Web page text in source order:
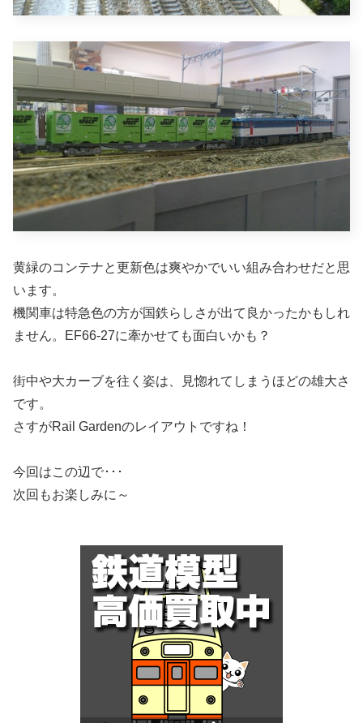
黄緑のコンテナと更新色は爽やかでいい組み合わせだと思
います。
機関車は特急色の方が国鉄らしさが出て良かったかもしれ
ません。EF66-27に牽かせても面白いかも？
街中や大カーブを往く姿は、見惚れてしまうほどの雄大さ
です。
さすがRail Gardenのレイアウトですね！
今回はこの辺で･･･
次回もお楽しみに～